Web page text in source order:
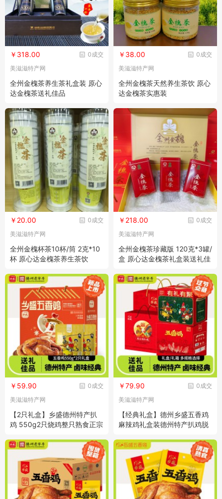
0成交
￥318.00
美滋滋特产网
全州金槐茶养生茶礼盒装 原心
达金槐茶送礼佳品
0成交
￥38.00
美滋滋特产网
全州金槐茶天然养生茶饮 原心
达金槐茶实惠装
0成交
￥20.00
美滋滋特产网
全州金槐杯茶10杯/筒 2克*10
杯 原心达金槐茶养生茶饮
0成交
￥218.00
美滋滋特产网
全州金槐茶珍藏版 120克*3罐/
盒 原心达金槐茶礼盒装送礼佳
0成交
￥59.90
美滋滋特产网
【2只礼盒】乡盛德州特产扒
鸡 550g2只烧鸡整只熟食正宗
0成交
￥79.90
美滋滋特产网
【经典礼盒】德州乡盛五香鸡
麻辣鸡礼盒装德州特产扒鸡脱